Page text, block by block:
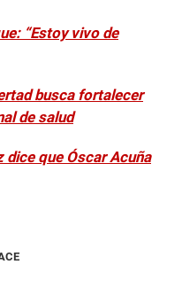
“Estoy vivo de
busca fortalecer
de salud
dice que Óscar Acuña